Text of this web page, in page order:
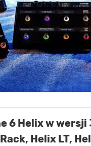
6 Helix w
Helix LT,